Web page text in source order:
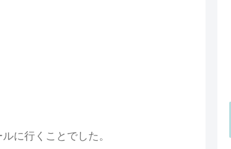
に行くことでした。